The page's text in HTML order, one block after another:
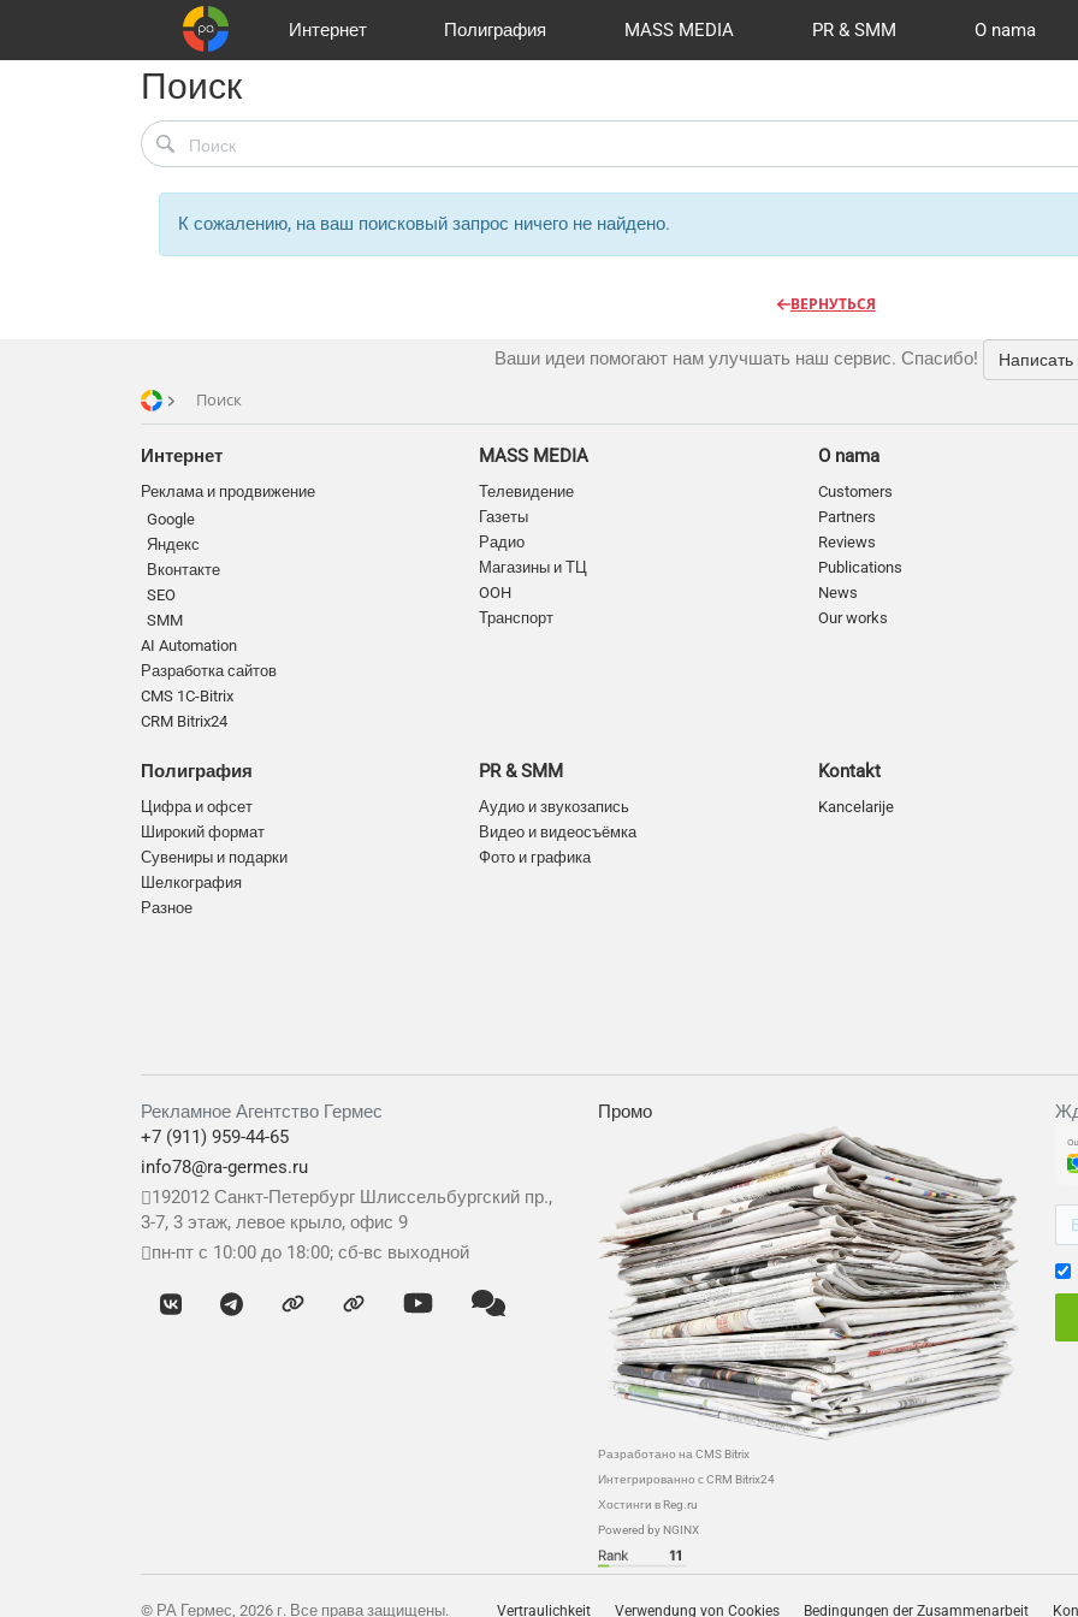
Интернет
Реклама и продвижение
Полиграфия
Цифра и офсет
MASS MEDIA
Телевидение
PR & SMM O nama
Поиск
К сожалению, на ваш поисковый запрос ничего не найдено.
ВЕРНУТЬСЯ
Ваши идеи помогают нам улучшать наш сервис. Спасибо!
Поиск
Интернет
Реклама и продвижение
Google
Яндекс
Вконтакте
SEO
SMM
AI Automation
Разработка сайтов
CMS 1C-Bitrix
CRM Bitrix24
Полиграфия
Цифра и офсет
Широкий формат
Сувениры и подарки
Шелкография
Разное
MASS MEDIA
Телевидение
Газеты
Радио
Магазины и ТЦ
OOH
Транспорт
PR & SMM
Аудио и звукозапись
Видео и видеосъёмка
Фото и графика
O nama
Customers
Partners
Reviews
Publications
News
Our works
Kontakt
Kancelarije
Рекламное Агентство Гермес
+7 (911) 959-44-65
info78@ra-germes.ru
192012 Санкт-Петербург Шлиссельбургский пр.,
3-7, 3 этаж, левое крыло, офис 9
пн-пт с 10:00 до 18:00; сб-вс выходной
Промо
Разработано на CMS Bitrix
Интегрированно с CRM Bitrix24
Хостинги в Reg.ru
Powered by NGINX
© РА Гермес, 2026 г. Все права защищены. Vertraulichkeit Verwendung von Cookies Bedingungen der Zusammenarbeit